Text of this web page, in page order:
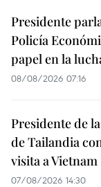
Presidente
Policía
papel en la
08/08/2026 07:16
Presidente de
de Tailandia
visita a Vietnam
07/08/2026 14:30